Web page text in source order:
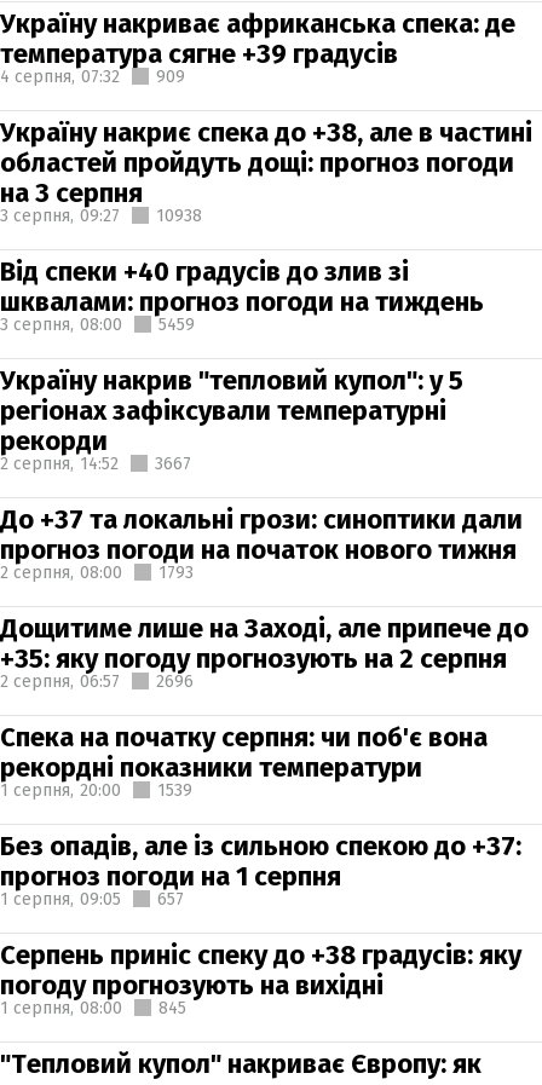
Україну накриває африканська спека: де
температура сягне +39 градусів
4 серпня, 07:32 909
Україну накриє спека до +38, але в частині
областей пройдуть дощі: прогноз погоди
на 3 серпня
3 серпня, 09:27 10938
Від спеки +40 градусів до злив зі
шквалами: прогноз погоди на тиждень
3 серпня, 08:00 5459
Україну накрив "тепловий купол": у 5
регіонах зафіксували температурні
рекорди
2 серпня, 14:52 3667
До +37 та локальні грози: синоптики дали
прогноз погоди на початок нового тижня
2 серпня, 08:00 1793
Дощитиме лише на Заході, але припече до
+35: яку погоду прогнозують на 2 серпня
2 серпня, 06:57 2696
Спека на початку серпня: чи поб'є вона
рекордні показники температури
1 серпня, 20:00 1539
Без опадів, але із сильною спекою до +37:
прогноз погоди на 1 серпня
1 серпня, 09:05 657
Серпень приніс спеку до +38 градусів: яку
погоду прогнозують на вихідні
1 серпня, 08:00 845
"Тепловий купол" накриває Європу: як